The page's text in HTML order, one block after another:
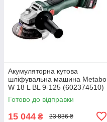
Акумуляторна кутова
шліфувальна машина Metabo
W 18 L BL 9-125 (602374510)
Готово до відправки
15 044 ₴ 23 836 ₴